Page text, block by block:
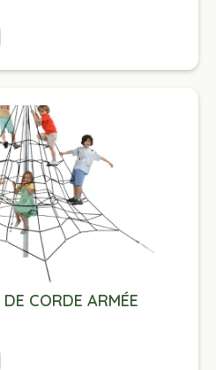
CORDE ARMÉE